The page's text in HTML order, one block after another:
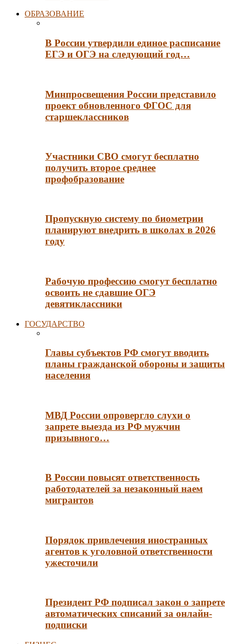
ОБРАЗОВАНИЕ
В России утвердили единое расписание
ЕГЭ и ОГЭ на следующий год…
Минпросвещения России представило
проект обновленного ФГОС для
старшеклассников
Участники СВО смогут бесплатно
получить второе среднее
профобразование
Пропускную систему по биометрии
планируют внедрить в школах в 2026
году
Рабочую профессию смогут бесплатно
освоить не сдавшие ОГЭ
девятиклассники
ГОСУДАРСТВО
Главы субъектов РФ смогут вводить
планы гражданской обороны и защиты
населения
МВД России опровергло слухи о
запрете выезда из РФ мужчин
призывного…
В России повысят ответственность
работодателей за незаконный наем
мигрантов
Порядок привлечения иностранных
агентов к уголовной ответственности
ужесточили
Президент РФ подписал закон о запрете
автоматических списаний за онлайн-
подписки